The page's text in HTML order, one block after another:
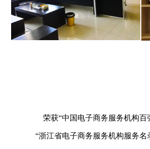
荣获“中国电子商务服务机构百
“浙江省电子商务服务机构服务名